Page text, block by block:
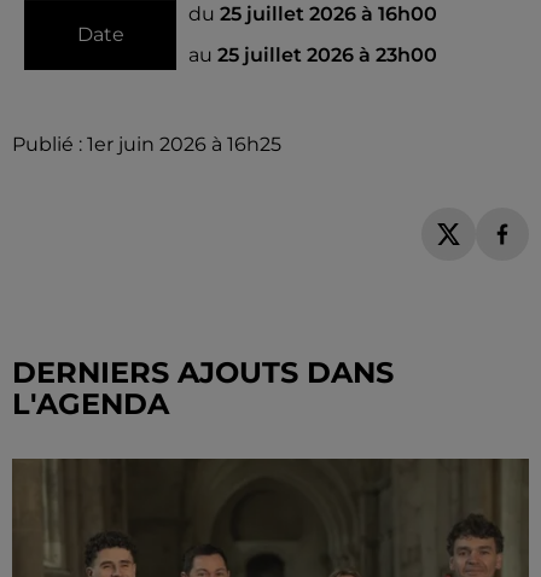
Date
du 25 juillet 2026 à 16h00
au 25 juillet 2026 à 23h00
Publié : 1er juin 2026 à 16h25
DERNIERS AJOUTS DANS
L'AGENDA